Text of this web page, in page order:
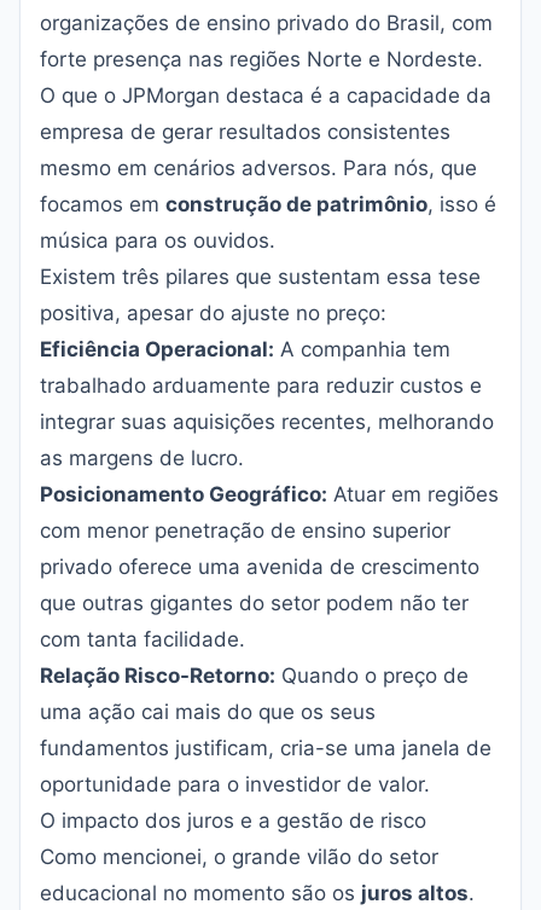
organizações de ensino privado do Brasil, com
forte presença nas regiões Norte e Nordeste.
O que o JPMorgan destaca é a capacidade da
empresa de gerar resultados consistentes
mesmo em cenários adversos. Para nós, que
focamos em construção de patrimônio, isso é
música para os ouvidos.
Existem três pilares que sustentam essa tese
positiva, apesar do ajuste no preço:
Eficiência Operacional: A companhia tem
trabalhado arduamente para reduzir custos e
integrar suas aquisições recentes, melhorando
as margens de lucro.
Posicionamento Geográfico: Atuar em regiões
com menor penetração de ensino superior
privado oferece uma avenida de crescimento
que outras gigantes do setor podem não ter
com tanta facilidade.
Relação Risco-Retorno: Quando o preço de
uma ação cai mais do que os seus
fundamentos justificam, cria-se uma janela de
oportunidade para o investidor de valor.
O impacto dos juros e a gestão de risco
Como mencionei, o grande vilão do setor
educacional no momento são os juros altos.